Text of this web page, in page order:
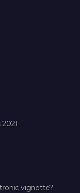
vignette?